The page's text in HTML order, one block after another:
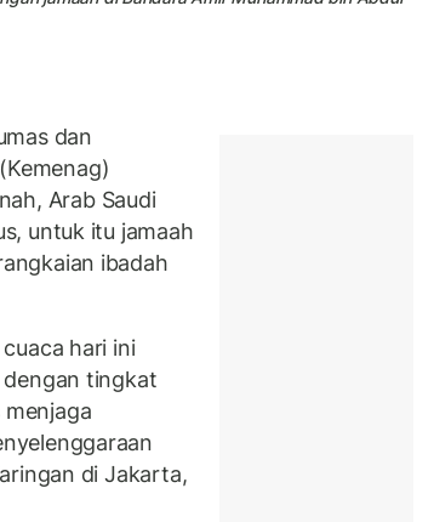
dan
Arab Saudi
untuk itu jamaah
ibadah
hari ini
dengan tingkat
di Jakarta,